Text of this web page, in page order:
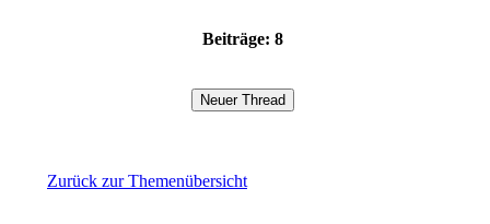
Beiträge: 8
Zurück zur Themenübersicht